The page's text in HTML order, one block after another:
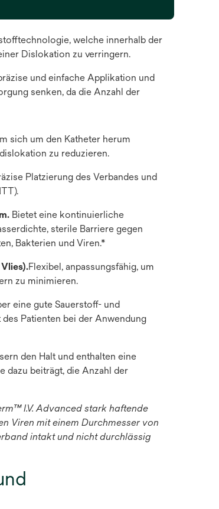
welche innerhalb der
Dislokation zu verringern.
und einfache Applikation und
senken, da die Anzahl der
sich um den Katheter herum
zu reduzieren.
Platzierung des Verbandes und
Bietet eine kontinuierliche
sterile Barriere gegen
Bakterien und Viren.*
Flexibel, anpassungsfähig, um
zu minimieren.
eine gute Sauerstoff- und
Patienten bei der Anwendung
den Halt und enthalten eine
dazu beiträgt, die Anzahl der
I.V. Advanced stark haftende
Viren mit einem Durchmesser von
intakt und nicht durchlässig